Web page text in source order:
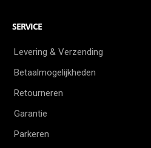
SERVICE
Levering & Verzending
Betaalmogelijkheden
Retourneren
Garantie
Parkeren